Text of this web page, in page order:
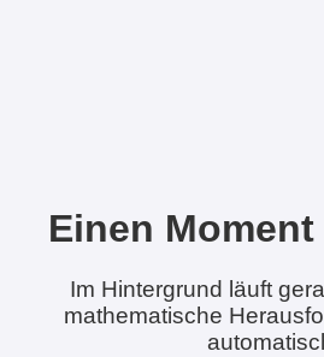
Einen
Im Hintergrund läuft
mathematische